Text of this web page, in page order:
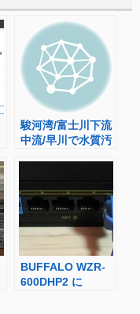
駿河湾/富士川下流
中流/早川で水質汚
BUFFALO WZR-
600DHP2 に